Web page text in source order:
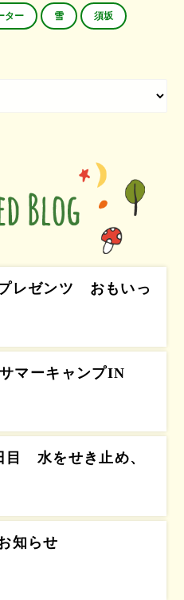
ター 雪 須坂
レゼンツ おもいっ
サマーキャンプIN
水をせき止め、
知らせ